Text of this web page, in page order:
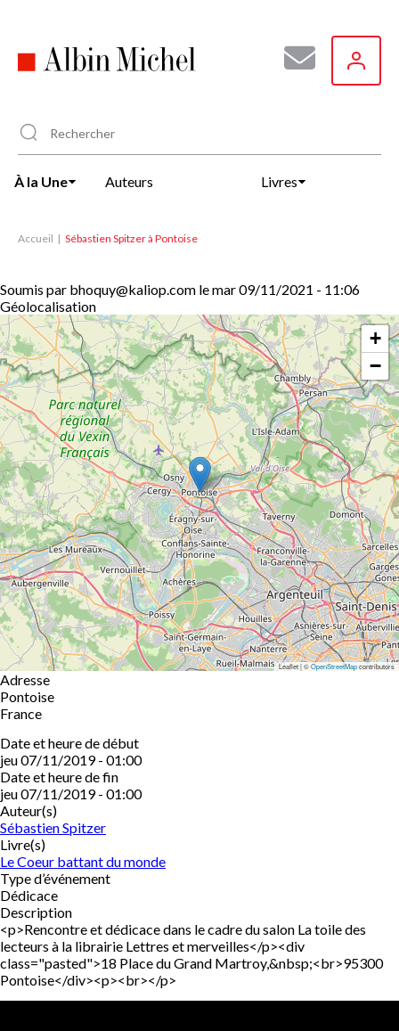
principal
À la Une Auteurs Livres
Accueil Sébastien Spitzer à Pontoise
Soumis par bhoquy@kaliop.com lemar 09/11/2021 - 11:06
Géolocalisation
+
−
Leaflet | ©OpenStreetMapcontributors
Adresse
Pontoise
France
Date et heure de début
jeu 07/11/2019 - 01:00
Date et heure de fin
jeu 07/11/2019 - 01:00
Auteur(s)
Sébastien Spitzer
Livre(s)
Le Coeur battant du monde
Type d’événement
Dédicace
Description
<p>Rencontre et dédicace dans le cadre du salon La toile des
lecteurs à la librairie Lettres et merveilles</p><div
class="pasted">18 Place du Grand Martroy,&nbsp;<br>95300
Pontoise</div><p><br></p>